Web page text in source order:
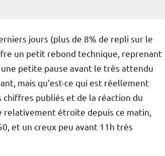
jours (plus de 8% de repli sur le
un petit rebond technique, reprenant
petite pause avant le très attendu
mais qu’est-ce qui est réellement
chiffres publiés et de la réaction du
étroite depuis ce matin,
et un creux peu avant 11h très